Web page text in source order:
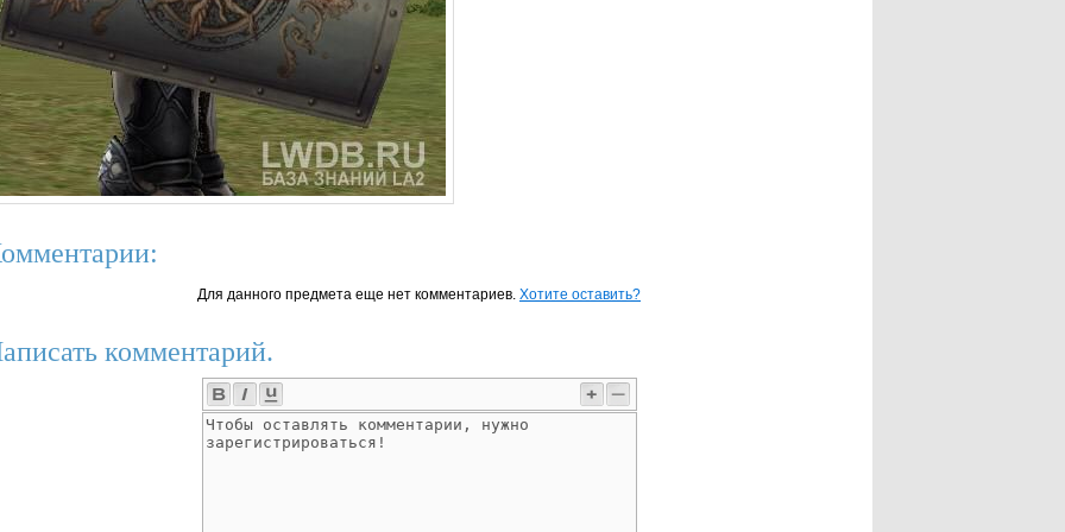
Для данного предмета еще нет комментариев. Хотите оставить?
комментарий.